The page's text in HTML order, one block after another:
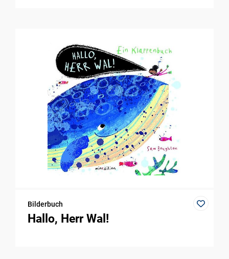
Bilderbuch
Hallo, Herr Wal!